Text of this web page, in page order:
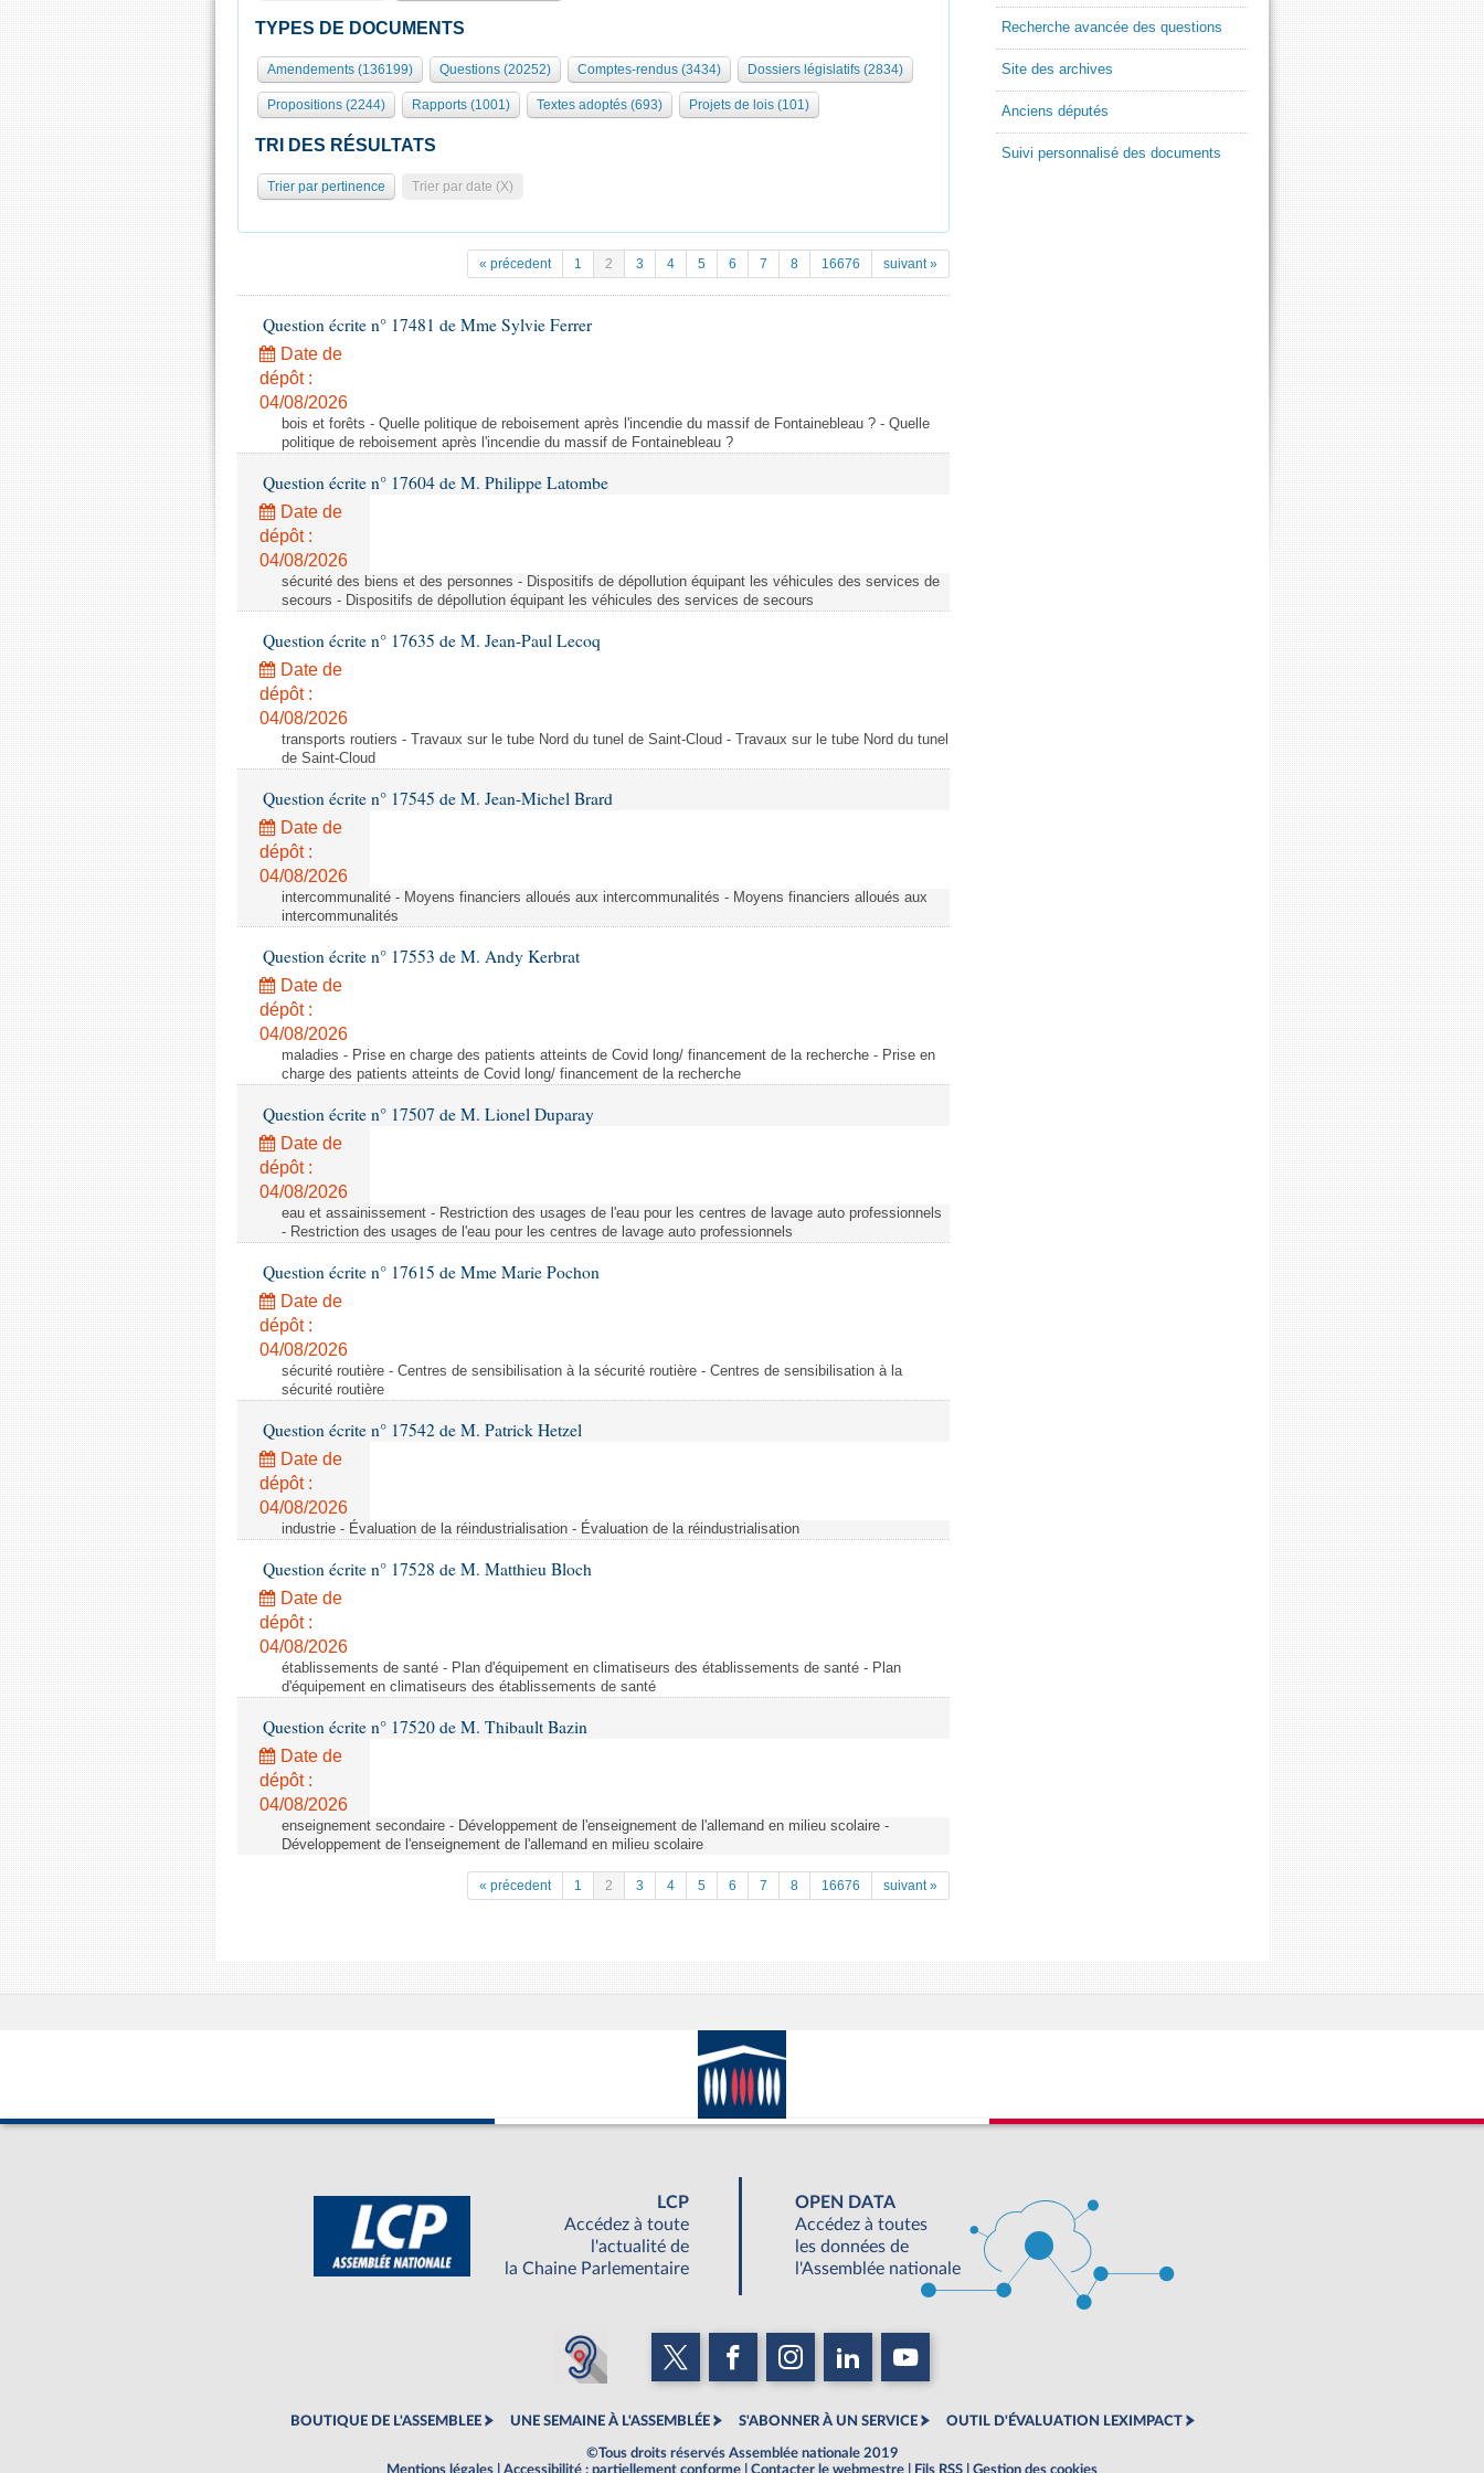
TYPES DE DOCUMENTS
Amendements (136199) Questions (20252) Comptes-rendus (3434) Dossiers législatifs (2834)
Propositions (2244) Rapports (1001) Textes adoptés (693) Projets de lois (101)
TRI DES RÉSULTATS
Trier par pertinence Trier par date (X)
« précedent 1 2 3 4 5 6 7 8 16676 suivant »
Question écrite n° 17481 de Mme Sylvie Ferrer
Date de
dépôt :
04/08/2026
bois et forêts - Quelle politique de reboisement après l'incendie du massif de Fontainebleau ? - Quelle
politique de reboisement après l'incendie du massif de Fontainebleau ?
Question écrite n° 17604 de M. Philippe Latombe
Date de
dépôt :
04/08/2026
sécurité des biens et des personnes - Dispositifs de dépollution équipant les véhicules des services de
secours - Dispositifs de dépollution équipant les véhicules des services de secours
Question écrite n° 17635 de M. Jean-Paul Lecoq
Date de
dépôt :
04/08/2026
transports routiers - Travaux sur le tube Nord du tunel de Saint-Cloud - Travaux sur le tube Nord du tunel
de Saint-Cloud
Question écrite n° 17545 de M. Jean-Michel Brard
Date de
dépôt :
04/08/2026
intercommunalité - Moyens financiers alloués aux intercommunalités - Moyens financiers alloués aux
intercommunalités
Question écrite n° 17553 de M. Andy Kerbrat
Date de
dépôt :
04/08/2026
maladies - Prise en charge des patients atteints de Covid long/ financement de la recherche - Prise en
charge des patients atteints de Covid long/ financement de la recherche
Question écrite n° 17507 de M. Lionel Duparay
Date de
dépôt :
04/08/2026
eau et assainissement - Restriction des usages de l'eau pour les centres de lavage auto professionnels
- Restriction des usages de l'eau pour les centres de lavage auto professionnels
Question écrite n° 17615 de Mme Marie Pochon
Date de
dépôt :
04/08/2026
sécurité routière - Centres de sensibilisation à la sécurité routière - Centres de sensibilisation à la
sécurité routière
Question écrite n° 17542 de M. Patrick Hetzel
Date de
dépôt :
04/08/2026
industrie - Évaluation de la réindustrialisation - Évaluation de la réindustrialisation
Question écrite n° 17528 de M. Matthieu Bloch
Date de
dépôt :
04/08/2026
établissements de santé - Plan d'équipement en climatiseurs des établissements de santé - Plan
d'équipement en climatiseurs des établissements de santé
Question écrite n° 17520 de M. Thibault Bazin
Date de
dépôt :
04/08/2026
enseignement secondaire - Développement de l'enseignement de l'allemand en milieu scolaire -
Développement de l'enseignement de l'allemand en milieu scolaire
« précedent 1 2 3 4 5 6 7 8 16676 suivant »
Recherche avancée des questions
Site des archives
Anciens députés
Suivi personnalisé des documents
LCP
Accédez à toute
l'actualité de
la Chaine Parlementaire
OPEN DATA
Accédez à toutes
les données de
l'Assemblée nationale
BOUTIQUE DE L'ASSEMBLEE UNE SEMAINE À L'ASSEMBLÉE S'ABONNER À UN SERVICE OUTIL D'ÉVALUATION LEXIMPACT
©Tous droits réservés Assemblée nationale 2019
Mentions légales
Accessibilité : partiellement conforme Contacter le webmestre Fils RSS Gestion des cookies